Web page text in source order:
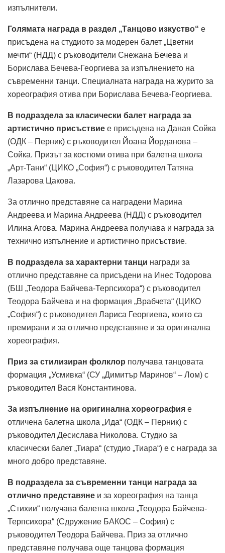
изпълнители.
Голямата награда в раздел „Танцово изкуство“ е
присъдена на студиото за модерен балет „Цветни
мечти“ (НДД) с ръководители Снежана Бечева и
Борислава Бечева-Георгиева за изпълнението на
съвременни танци. Специалната награда на журито за
хореография отива при Борислава Бечева-Георгиева.
В подраздела за класически балет награда за
артистично присъствие е присъдена на Даная Сойка
(ОДК – Перник) с ръководител Йоана Йорданова –
Сойка. Призът за костюми отива при балетна школа
„Арт-Тани“ (ЦИКО „София“) с ръководител Татяна
Лазарова Цакова.
За отлично представяне са наградени Марина
Андреева и Марина Андреева (НДД) с ръководител
Илина Агова. Марина Андреева получава и награда за
технично изпълнение и артистично присъствие.
В подраздела за характерни танци награди за
отлично представяне са присъдени на Инес Тодорова
(БШ „Теодора Байчева-Терпсихора“) с ръководител
Теодора Байчева и на формация „Врабчета“ (ЦИКО
„София“) с ръководител Лариса Георгиева, които са
премирани и за отлично представяне и за оригинална
хореография.
Приз за стилизиран фолклор получава танцовата
формация „Усмивка“ (СУ „Димитър Маринов“ – Лом) с
ръководител Вася Константинова.
За изпълнение на оригинална хореография е
отличена балетна школа „Ида“ (ОДК – Перник) с
ръководител Десислава Николова. Студио за
класически балет „Тиара“ (студио „Тиара“) e с награда за
много добро представяне.
В подраздела за съвременни танци награда за
отлично представяне и за хореография на танца
„Стихии“ получава балетна школа „Теодора Байчева-
Терпсихора“ (Сдружение БАКОС – София) с
ръководител Теодора Байчева. Приз за отлично
представяне получава още танцова формация